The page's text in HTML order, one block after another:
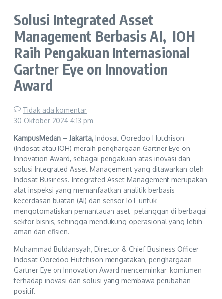
Solusi Integrated Asset
Management Berbasis AI, IOH
Raih Pengakuan Internasional
Gartner Eye on Innovation
Award
Tidak ada komentar
30 Oktober 2024 4:13 pm
KampusMedan – Jakarta, Indosat Ooredoo Hutchison
(Indosat atau IOH) meraih penghargaan Gartner Eye on
Innovation Award, sebagai pengakuan atas inovasi dan
solusi Integrated Asset Management yang ditawarkan oleh
Indosat Business. Integrated Asset Management merupakan
alat inspeksi yang memanfaatkan analitik berbasis
kecerdasan buatan (AI) dan sensor IoT untuk
mengotomatiskan pemantauan aset pelanggan di berbagai
sektor bisnis, sehingga mendukung operasional yang lebih
aman dan efisien.
Muhammad Buldansyah, Director & Chief Business Officer
Indosat Ooredoo Hutchison mengatakan, penghargaan
Gartner Eye on Innovation Award mencerminkan komitmen
terhadap inovasi dan solusi yang membawa perubahan
positif.